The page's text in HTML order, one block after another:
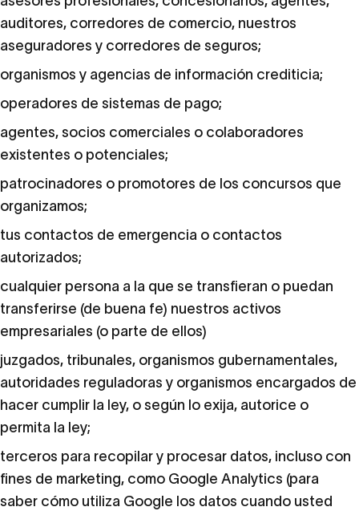
auditores, corredores de comercio, nuestros
aseguradores y corredores de seguros;
organismos y agencias de información crediticia;
operadores de sistemas de pago;
agentes, socios comerciales o colaboradores
existentes o potenciales;
patrocinadores o promotores de los concursos que
organizamos;
tus contactos de emergencia o contactos
autorizados;
cualquier persona a la que se transfieran o puedan
transferirse (de buena fe) nuestros activos
empresariales (o parte de ellos)
juzgados, tribunales, organismos gubernamentales,
autoridades reguladoras y organismos encargados de
hacer cumplir la ley, o según lo exija, autorice o
permita la ley;
terceros para recopilar y procesar datos, incluso con
fines de marketing, como Google Analytics (para
saber cómo utiliza Google los datos cuando usted